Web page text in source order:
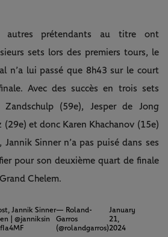
prétendants au titre ont
sets lors des premiers tours, le
n’a lui passé que 8h43 sur le court
Avec des succès en trois sets
(59e), Jesper de Jong
(29e) et donc Karen Khachanov (15e)
Sinner n’a pas puisé dans ses
pour son deuxième quart de finale
Chelem.
Jannik Sinner
@janniksin
— Roland-
Garros
(@rolandgarros)
January
21,
2024